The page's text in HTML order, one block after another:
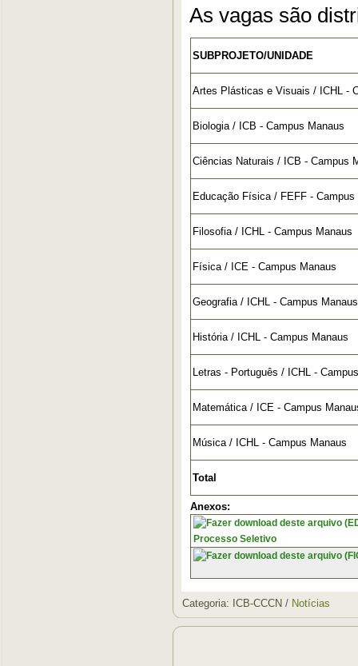
As vagas são
SUBPROJETO/UNIDADE
Artes Plásticas e Visuais / ICHL -
Biologia / ICB - Campus Manaus
Ciências Naturais / ICB - Campus
Educação Física / FEFF - Campus
Filosofia / ICHL - Campus Manaus
Física / ICE - Campus Manaus
Geografia / ICHL - Campus Manaus
História / ICHL - Campus Manaus
Letras - Português / ICHL -
Matemática / ICE - Campus
Música / ICHL - Campus Manaus
Total
Anexos:
Processo Seletivo
Categoria: ICB-CCCN / Notícias